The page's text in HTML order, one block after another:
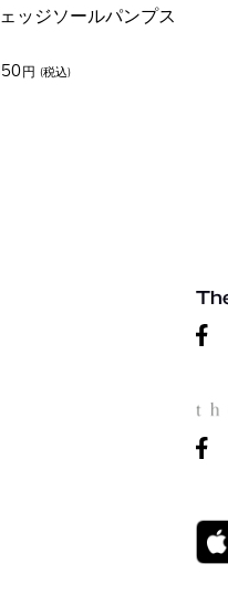
ッジソールパンプス
円 (税込)